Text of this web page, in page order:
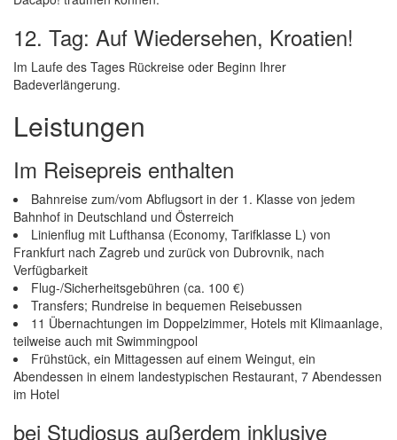
12. Tag: Auf Wiedersehen, Kroatien!
Im Laufe des Tages Rückreise oder Beginn Ihrer
Badeverlängerung.
Leistungen
Im Reisepreis enthalten
Bahnreise zum/vom Abflugsort in der 1. Klasse von jedem
Bahnhof in Deutschland und Österreich
Linienflug mit Lufthansa (Economy, Tarifklasse L) von
Frankfurt nach Zagreb und zurück von Dubrovnik, nach
Verfügbarkeit
Flug-/Sicherheitsgebühren (ca. 100 €)
Transfers; Rundreise in bequemen Reisebussen
11 Übernachtungen im Doppelzimmer, Hotels mit Klimaanlage,
teilweise auch mit Swimmingpool
Frühstück, ein Mittagessen auf einem Weingut, ein
Abendessen in einem landestypischen Restaurant, 7 Abendessen
im Hotel
bei Studiosus außerdem inklusive